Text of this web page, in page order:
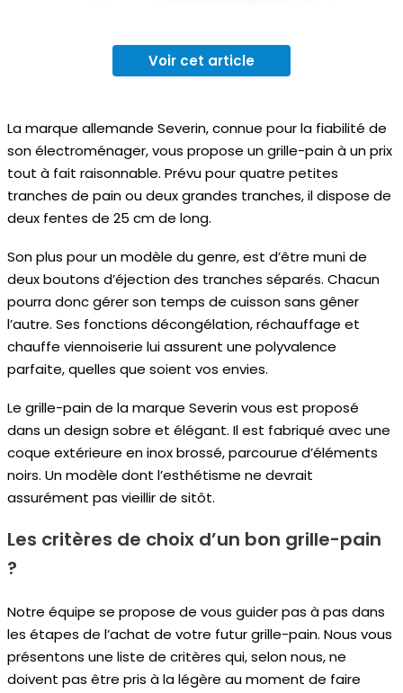
Voir cet article
La marque allemande Severin, connue pour la fiabilité de
son électroménager, vous propose un grille-pain à un prix
tout à fait raisonnable. Prévu pour quatre petites
tranches de pain ou deux grandes tranches, il dispose de
deux fentes de 25 cm de long.
Son plus pour un modèle du genre, est d’être muni de
deux boutons d’éjection des tranches séparés. Chacun
pourra donc gérer son temps de cuisson sans gêner
l’autre. Ses fonctions décongélation, réchauffage et
chauffe viennoiserie lui assurent une polyvalence
parfaite, quelles que soient vos envies.
Le grille-pain de la marque Severin vous est proposé
dans un design sobre et élégant. Il est fabriqué avec une
coque extérieure en inox brossé, parcourue d’éléments
noirs. Un modèle dont l’esthétisme ne devrait
assurément pas vieillir de sitôt.
Les critères de choix d’un bon grille-pain
?
Notre équipe se propose de vous guider pas à pas dans
les étapes de l’achat de votre futur grille-pain. Nous vous
présentons une liste de critères qui, selon nous, ne
doivent pas être pris à la légère au moment de faire